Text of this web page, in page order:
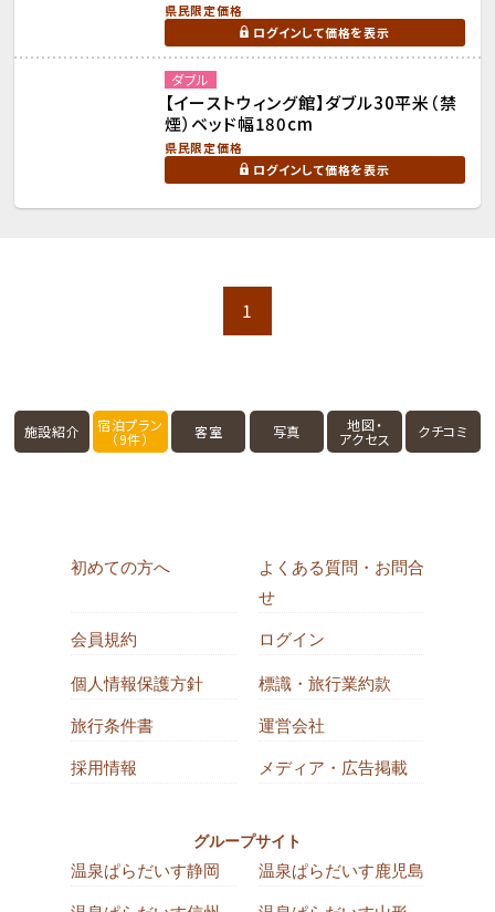
県民限定価格
ログインして価格を表示
ダブル
【イーストウィング館】ダブル30平米（禁
煙）ベッド幅180cm
県民限定価格
ログインして価格を表示
1
施設紹介 宿泊プラン
（9件） 客室 写真 地図・
アクセス クチコミ
初めての方へ
よくある質問・お問合
せ
会員規約 ログイン
個人情報保護方針 標識・旅行業約款
旅行条件書 運営会社
採用情報 メディア・広告掲載
グループサイト
温泉ぱらだいす静岡 温泉ぱらだいす鹿児島